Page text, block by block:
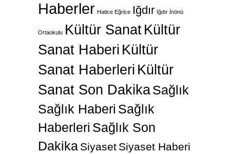
Haberler Hatice Eğrice Iğdır Iğdır İnönü
Ortaokulu Kültür SanatKültür
Sanat Haberi Kültür
Sanat Haberleri Kültür
Sanat Son DakikaSağlık
Sağlık Haberi Sağlık
Haberleri Sağlık Son
Dakika Siyaset Siyaset Haberi